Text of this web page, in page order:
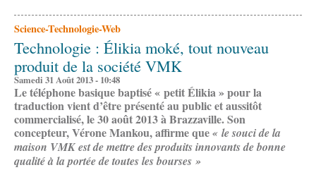
Science-Technologie-Web
Technologie : Élikia moké, tout nouveau
produit de la société VMK
Samedi 31 Août 2013 - 10:48
Le téléphone basique baptisé « petit Élikia » pour la
traduction vient d’être présenté au public et aussitôt
commercialisé, le 30 août 2013 à Brazzaville. Son
concepteur, Vérone Mankou, affirme que« le souci de la
maison VMK est de mettre des produits innovants de bonne
qualité à la portée de toutes les bourses »